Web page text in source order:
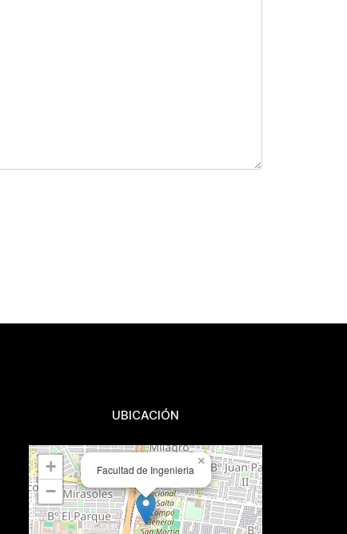
UBICACIÓN
Facultad de Ingenieria
×
+
−